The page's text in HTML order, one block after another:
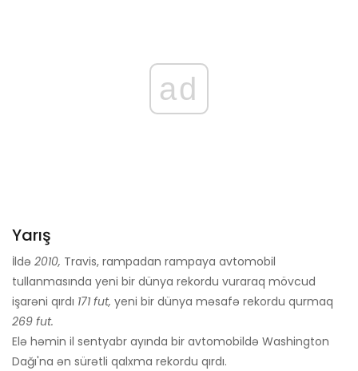
ad
Yarış
İldə 2010, Travis, rampadan rampaya avtomobil
tullanmasında yeni bir dünya rekordu vuraraq mövcud
işarəni qırdı 171 fut, yeni bir dünya məsafə rekordu qurmaq
269 ​​fut.
Elə həmin il sentyabr ayında bir avtomobildə Washington
Dağı'na ən sürətli qalxma rekordu qırdı.